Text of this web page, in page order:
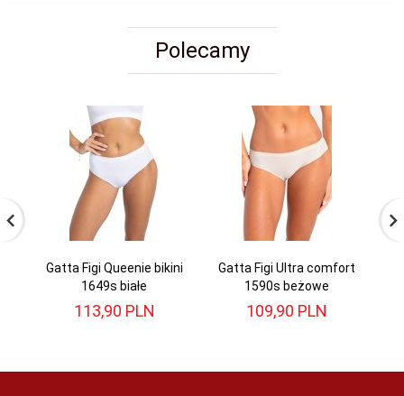
Polecamy
Gatta Figi Queenie bikini
1649s białe
113,90 PLN
Gatta Figi Ultra comfort
1590s beżowe
109,90 PLN